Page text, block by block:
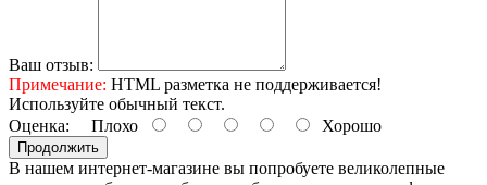
Ваш отзыв:
Примечание: HTML разметка не поддерживается!
Используйте обычный текст.
Оценка: Плохо Хорошо
Продолжить
В нашем интернет-магазине вы попробуете великолепные